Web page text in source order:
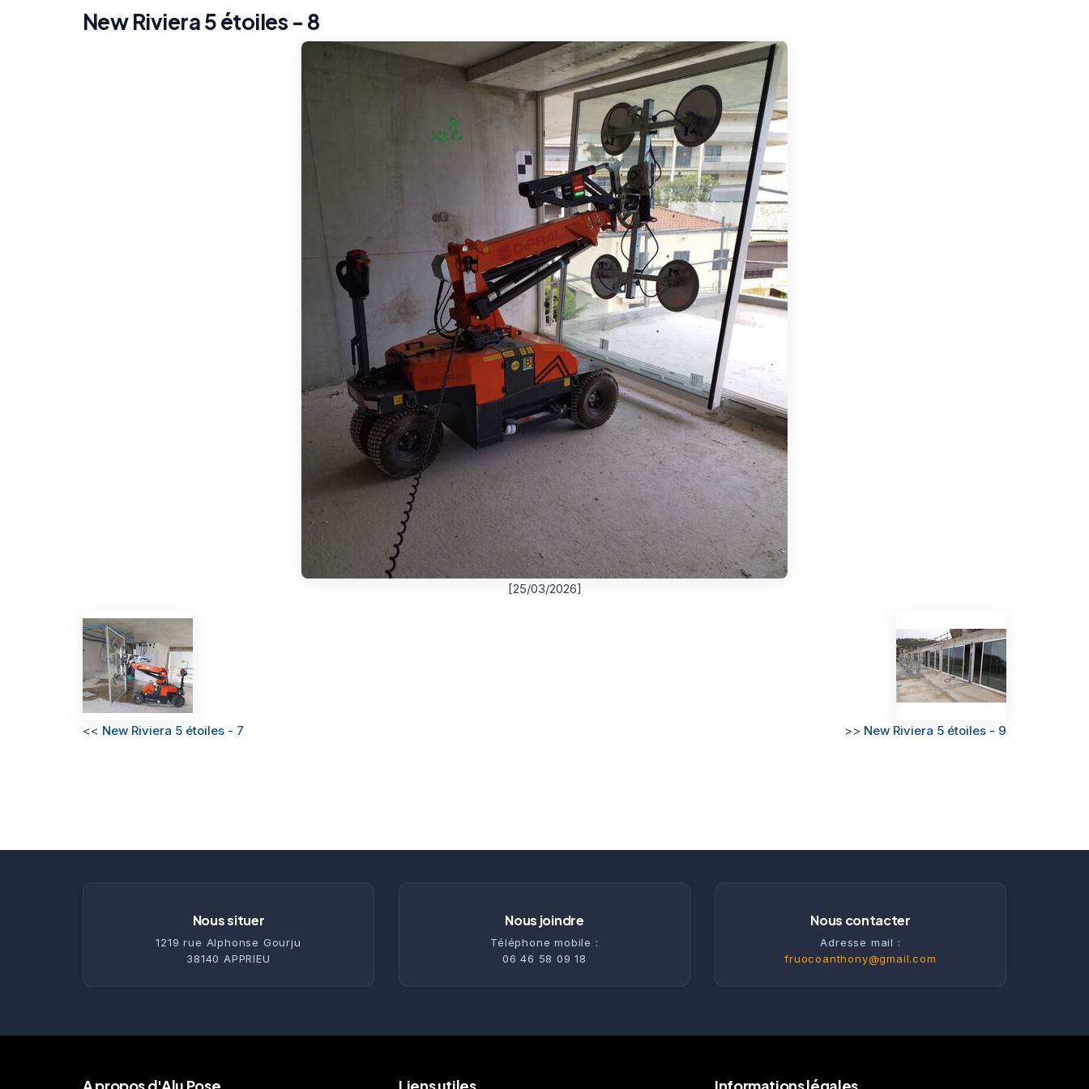
New Riviera 5 étoiles - 8
[25/03/2026]
<< New Riviera 5 étoiles - 7 >> New Riviera 5 étoiles - 9
Nous situer
1219 rue Alphonse Gourju
38140 APPRIEU
Nous joindre
Téléphone mobile :
06 46 58 09 18
Nous contacter
Adresse mail :
fruocoanthony@gmail.com